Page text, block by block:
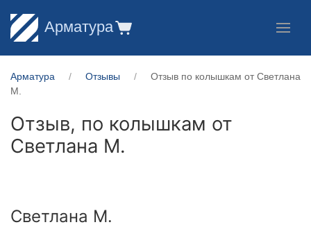
Арматура
Арматура Отзывы
Отзыв по колышкам от Светлана
М.
Отзыв, по колышкам от
Светлана М.
Светлана М.